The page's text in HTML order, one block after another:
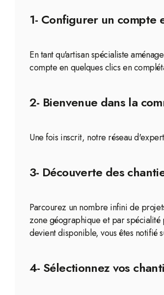
1- Configurer un compte
En tant qu'artisan spécialiste
compte en quelques clics en
2- Bienvenue dans la
Une fois inscrit, notre réseau
3- Découverte des
Parcourez un nombre infini de
zone géographique et par spécialité
devient disponible, vous êtes notifié
4- Sélectionnez vos